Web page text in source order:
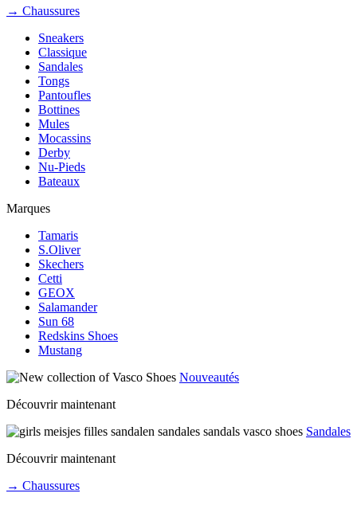
→ Chaussures
Sneakers
Classique
Sandales
Tongs
Pantoufles
Bottines
Mules
Mocassins
Derby
Nu-Pieds
Bateaux
Marques
Tamaris
S.Oliver
Skechers
Cetti
GEOX
Salamander
Sun 68
Redskins Shoes
Mustang
Nouveautés
Découvrir maintenant
Sandales
Découvrir maintenant
→ Chaussures